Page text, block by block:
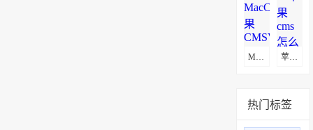
苹果cms怎么更换logo
热门标签